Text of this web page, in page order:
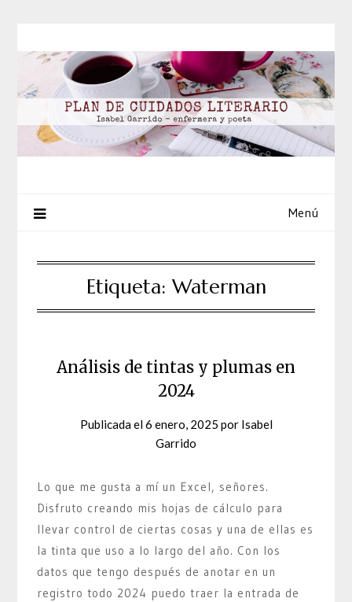
contenido
Menú
Etiqueta: Waterman
Análisis de tintas y plumas en
2024
Publicada el6 enero, 2025 por Isabel
Garrido
Lo que me gusta a mí un Excel, señores.
Disfruto creando mis hojas de cálculo para
llevar control de ciertas cosas y una de ellas es
la tinta que uso a lo largo del año. Con los
datos que tengo después de anotar en un
registro todo 2024 puedo traer la entrada de